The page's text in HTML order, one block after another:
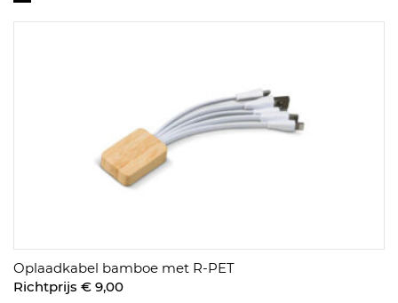
Oplaadkabel bamboe met R-PET
Richtprijs € 9,00